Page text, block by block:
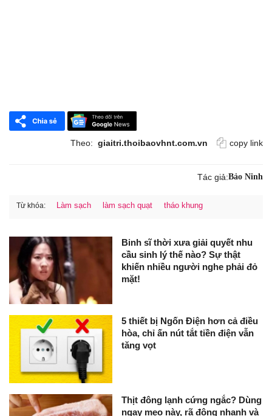
Theo: giaitri.thoibaovhnt.com.vn copy link
Tác giả:Bảo Ninh
Từ khóa: Làm sạch làm sạch quạt tháo khung
Binh sĩ thời xưa giải quyết nhu
cầu sinh lý thế nào? Sự thật
khiến nhiều người nghe phải đỏ
mặt!
5 thiết bị Ngốn Điện hơn cả điều
hòa, chỉ ấn nút tắt tiền điện vẫn
tăng vọt
Thịt đông lạnh cứng ngắc? Dùng
ngay mẹo này, rã đông nhanh và